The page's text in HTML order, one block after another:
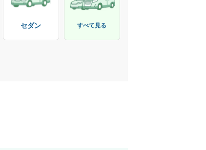
セダン すべて見る